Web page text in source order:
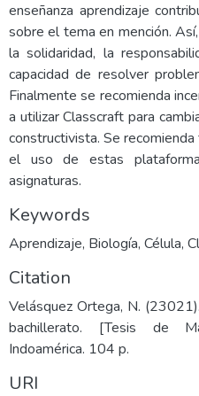
enseñanza aprendizaje
sobre el tema en mención.
la solidaridad, la
capacidad de resolver
Finalmente se recomienda
a utilizar Classcraft para
constructivista. Se
el uso de estas
asignaturas.
Keywords
Aprendizaje, Biología, Célula,
Citation
Velásquez Ortega, N.
bachillerato. [Tesis de
Indoamérica. 104 p.
URI